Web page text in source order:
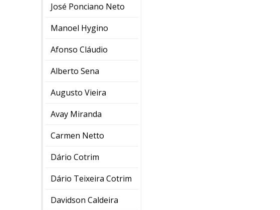
José Ponciano Neto
Manoel Hygino
Afonso Cláudio
Alberto Sena
Augusto Vieira
Avay Miranda
Carmen Netto
Dário Cotrim
Dário Teixeira Cotrim
Davidson Caldeira